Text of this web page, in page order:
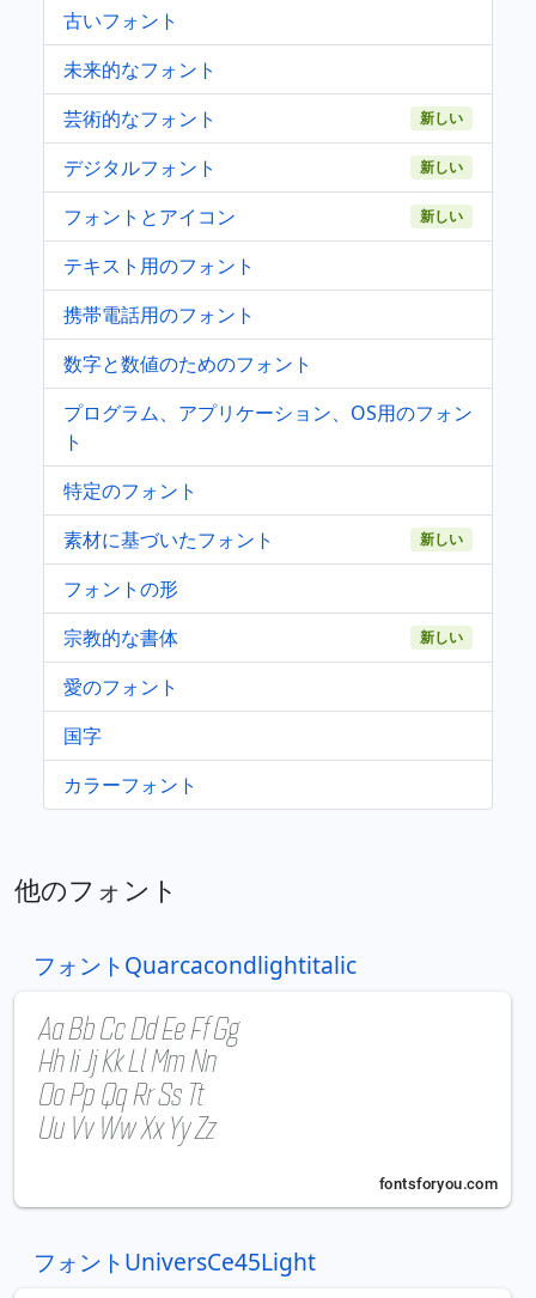
古いフォント
未来的なフォント
芸術的なフォント
新しい
デジタルフォント 新しい
フォントとアイコン 新しい
テキスト用のフォント
携帯電話用のフォント
数字と数値のためのフォント
プログラム、アプリケーション、OS用のフォン
ト
特定のフォント
素材に基づいたフォント
新しい
フォントの形
宗教的な書体
新しい
愛のフォント
国字
カラーフォント
他のフォント
フォントQuarcacondlightitalic
フォントUniversCe45Light